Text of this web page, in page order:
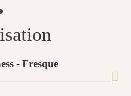
- Fresque